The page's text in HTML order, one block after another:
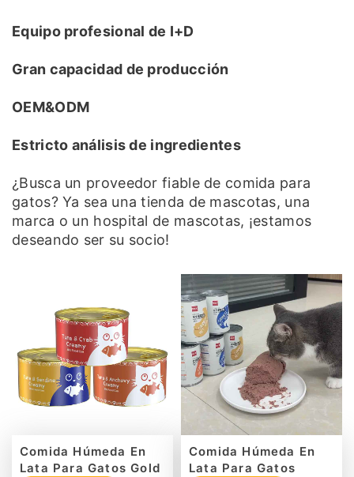
Equipo profesional de I+D
Gran capacidad de producción
OEM&ODM
Estricto análisis de ingredientes
¿Busca un proveedor fiable de comida para
gatos? Ya sea una tienda de mascotas, una
marca o un hospital de mascotas, ¡estamos
deseando ser su socio!
Comida Húmeda En
Lata Para Gatos Gold
Comida Húmeda En
Lata Para Gatos